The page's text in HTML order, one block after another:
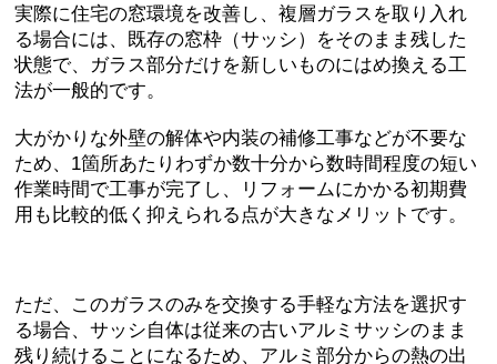
実際に住宅の窓環境を改善し、複層ガラスを取り入れ
る場合には、 既存の窓枠（サッシ）をそのまま残した
状態で、ガラス部分だけを新しいものにはめ換える工
法が一般的です。
大がかりな外壁の解体や内装の補修工事などが不要な
ため、 1箇所あたりわずか数十分から数時間程度の短い
作業時間で工事が完了し、リフォームにかかる初期費
用も比較的低く抑えられる 点が大きなメリットです。
ただ、このガラスのみを交換する手軽な方法を選択す
る場合、サッシ自体は従来の古いアルミサッシのまま
残り続けることになるため、アルミ部分からの熱の出